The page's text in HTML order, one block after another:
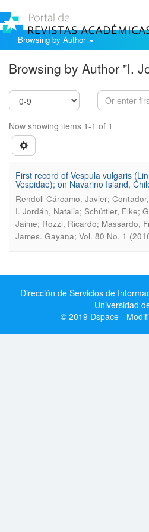
Browsing by Author
Browsing by Author "I.
Now showing items 1-1 of 1
First record of Vespula vulgaris
Vespidae); on Navarino Island,
Rendoll Cárcamo, Javier;
I. Jordán, Natalia; Schüttler, Elke;
Jaime; Rozzi, Ricardo; Massardo,
James. Gayana; Vol. 80 No. 1
Dirección de Servicios de
Universidad
© 2019 Dspace -